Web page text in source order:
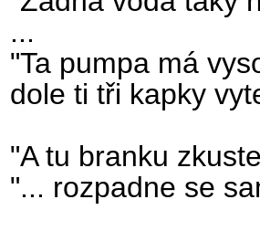
...
"Ta pumpa má
dole ti tři kapky
"A tu branku
"... rozpadne se